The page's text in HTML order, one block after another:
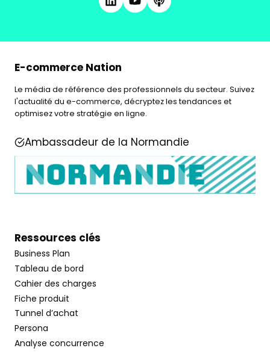
E-commerce Nation
Le média de référence des professionnels du secteur. Suivez
l'actualité du e-commerce, décryptez les tendances et
optimisez votre stratégie en ligne.
Ambassadeur de la Normandie
Ressources clés
Business Plan
Tableau de bord
Cahier des charges
Fiche produit
Tunnel d’achat
Persona
Analyse concurrence